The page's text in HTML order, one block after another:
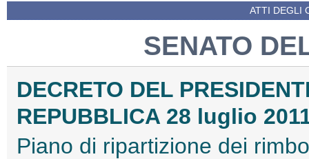
ATTI DEGLI
SENATO
DECRETO DEL
REPUBBLICA 28 luglio
Piano di ripartizione dei